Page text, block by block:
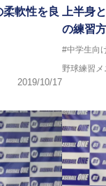
軟性を良
2019/10/17
上半身
の練習
#中学生向
野球練習メ